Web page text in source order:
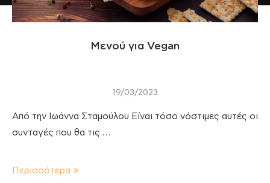
Μενού για Vegan
19/03/2023
Από την Ιωάννα Σταμούλου Είναι τόσο νόστιμες αυτές οι
συνταγές που θα τις …
Περισσότερα